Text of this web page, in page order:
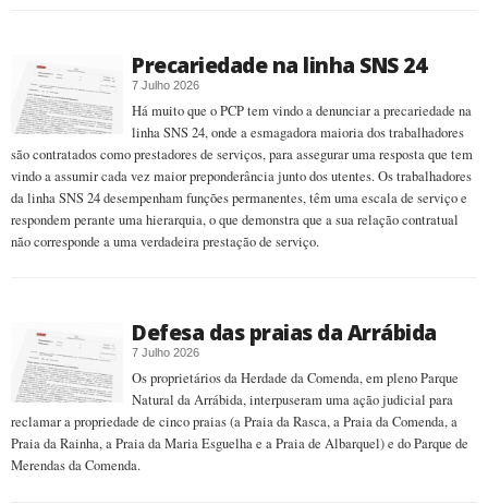
Precariedade na linha SNS 24
7 Julho 2026
Há muito que o PCP tem vindo a denunciar a precariedade na
linha SNS 24, onde a esmagadora maioria dos trabalhadores
são contratados como prestadores de serviços, para assegurar uma resposta que tem
vindo a assumir cada vez maior preponderância junto dos utentes. Os trabalhadores
da linha SNS 24 desempenham funções permanentes, têm uma escala de serviço e
respondem perante uma hierarquia, o que demonstra que a sua relação contratual
não corresponde a uma verdadeira prestação de serviço.
Defesa das praias da Arrábida
7 Julho 2026
Os proprietários da Herdade da Comenda, em pleno Parque
Natural da Arrábida, interpuseram uma ação judicial para
reclamar a propriedade de cinco praias (a Praia da Rasca, a Praia da Comenda, a
Praia da Rainha, a Praia da Maria Esguelha e a Praia de Albarquel) e do Parque de
Merendas da Comenda.